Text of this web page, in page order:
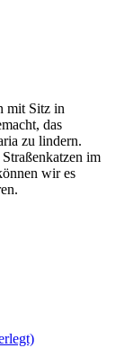
mit Sitz in
das
zu lindern.
im
wir es